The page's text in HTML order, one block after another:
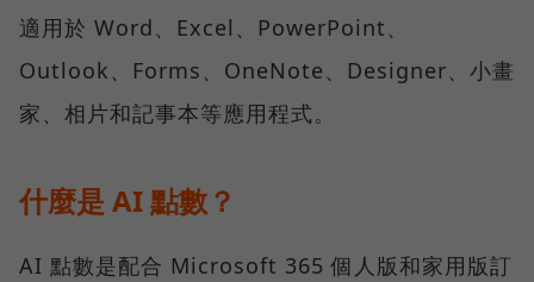
適用於 Word、Excel、PowerPoint、
Outlook、Forms、OneNote、Designer、小畫
家、相片和記事本等應用程式。
什麼是 AI 點數？
AI 點數是配合 Microsoft 365 個人版和家用版訂